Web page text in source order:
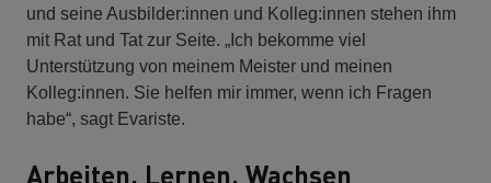
und seine Ausbilder:innen und Kolleg:innen stehen ihm
mit Rat und Tat zur Seite. „Ich bekomme viel
Unterstützung von meinem Meister und meinen
Kolleg:innen. Sie helfen mir immer, wenn ich Fragen
habe“, sagt Evariste.
Arbeiten, Lernen, Wachsen